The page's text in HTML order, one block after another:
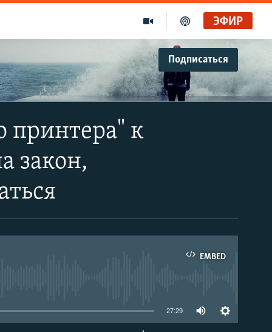
ЭФИР
Подписаться
принтера" к
закон,
EMBED
27:29